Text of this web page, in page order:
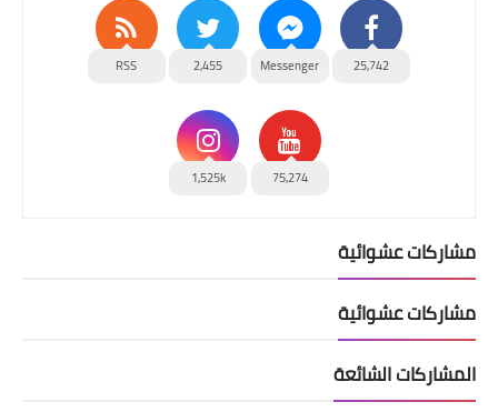
25,742
Messenger
2,455
RSS
75,274
1,525k
مشاركات عشوائية
مشاركات عشوائية
المشاركات الشائعة